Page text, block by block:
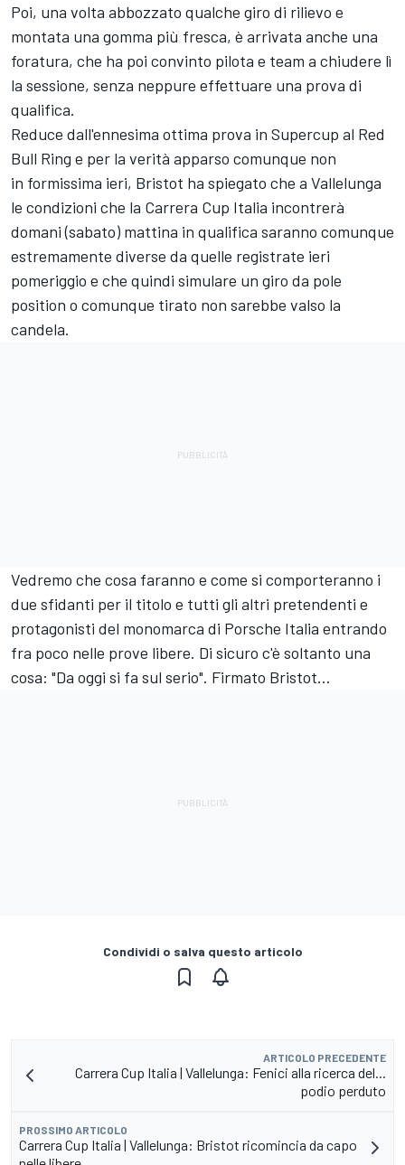
Poi, una volta abbozzato qualche giro di rilievo e
montata una gomma più fresca, è arrivata anche una
foratura, che ha poi convinto pilota e team a chiudere lì
la sessione, senza neppure effettuare una prova di
qualifica.
Reduce dall'ennesima ottima prova in Supercup al Red
Bull Ring e per la verità apparso comunque non
in formissima ieri, Bristot ha spiegato che a Vallelunga
le condizioni che la Carrera Cup Italia incontrerà
domani (sabato) mattina in qualifica saranno comunque
estremamente diverse da quelle registrate ieri
pomeriggio e che quindi simulare un giro da pole
position o comunque tirato non sarebbe valso la
candela.
Vedremo che cosa faranno e come si comporteranno i
due sfidanti per il titolo e tutti gli altri pretendenti e
protagonisti del monomarca di Porsche Italia entrando
fra poco nelle prove libere. Di sicuro c'è soltanto una
cosa: "Da oggi si fa sul serio". Firmato Bristot...
Condividi o salva questo articolo
ARTICOLO PRECEDENTE
Carrera Cup Italia | Vallelunga: Fenici alla ricerca del...
podio perduto
PROSSIMO ARTICOLO
Carrera Cup Italia | Vallelunga: Bristot ricomincia da capo